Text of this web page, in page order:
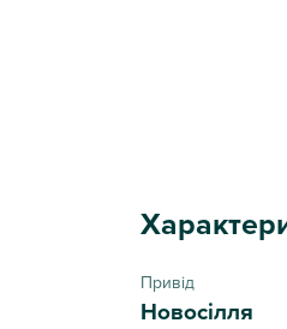
Привід
Новосілля